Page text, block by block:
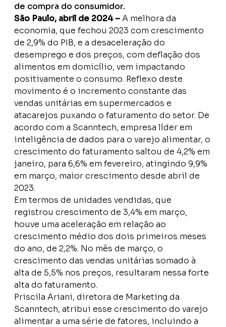
de compra do consumidor.
São Paulo, abril de 2024 –A melhora da
economia, que fechou 2023 com crescimento
de 2,9% do PIB, e a desaceleração do
desemprego e dos preços, com deflação dos
alimentos em domicílio, vem impactando
positivamente o consumo. Reflexo deste
movimento é o incremento constante das
vendas unitárias em supermercados e
atacarejos puxando o faturamento do setor. De
acordo com a Scanntech, empresa líder em
inteligência de dados para o varejo alimentar, o
crescimento do faturamento saltou de 4,2% em
janeiro, para 6,6% em fevereiro, atingindo 9,9%
em março, maior crescimento desde abril de
2023.
Em termos de unidades vendidas, que
registrou crescimento de 3,4% em março,
houve uma aceleração em relação ao
crescimento médio dos dois primeiros meses
do ano, de 2,2%. No mês de março, o
crescimento das vendas unitárias somado à
alta de 5,5% nos preços, resultaram nessa forte
alta do faturamento.
Priscila Ariani, diretora de Marketing da
Scanntech, atribui esse crescimento do varejo
alimentar a uma série de fatores, incluindo a